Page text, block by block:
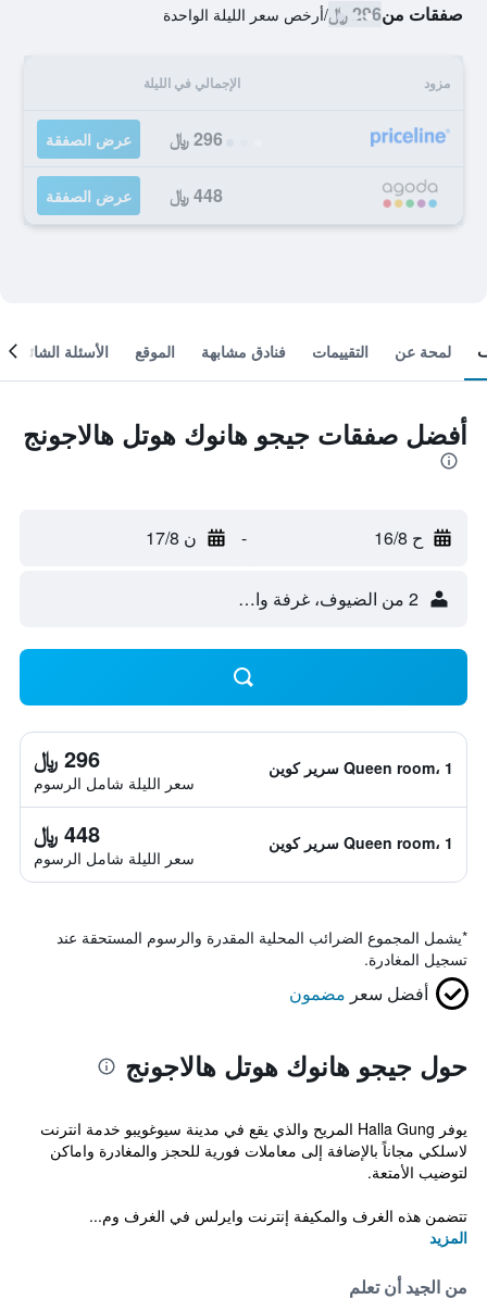
صفقات من296 ﷼ /أرخص سعر الليلة الواحدة
مزود الإجمالي في الليلة
296 ﷼ عرض الصفقة
448 ﷼ عرض الصفقة
لمحة عن التقييمات فنادق مشابهة الموقع الأسئلة الشائعة
أفضل صفقات جيجو هانوك هوتل هالاجونج
ح 16/8 - ن 17/8
2 من الضيوف، غرفة واحدة
Queen room، 1 سرير كوين 296 ﷼
سعر الليلة شامل الرسوم
Queen room، 1 سرير كوين 448 ﷼
سعر الليلة شامل الرسوم
*يشمل المجموع الضرائب المحلية المقدرة والرسوم المستحقة عند
تسجيل المغادرة.
أفضل سعر مضمون
حول جيجو هانوك هوتل هالاجونج
يوفر Halla Gung المريح والذي يقع في مدينة سيوغويبو خدمة انترنت
لاسلكي مجاناً بالإضافة إلى معاملات فورية للحجز والمغادرة واماكن
لتوضيب الأمتعة.
تتضمن هذه الغرف والمكيفة إنترنت وايرلس في الغرف وم...
المزيد
من الجيد أن تعلم